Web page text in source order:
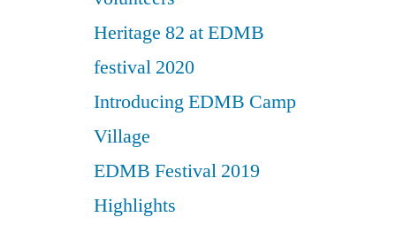
Heritage 82 at EDMB
festival 2020
Introducing EDMB Camp
Village
EDMB Festival 2019
Highlights